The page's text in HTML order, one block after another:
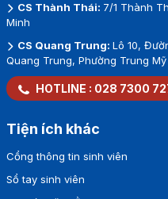
CS Thành Thái: 7/1 Thành
Minh
CS Quang Trung: Lô 10,
Quang Trung, Phường Trung
HOTLINE : 028 7300
Tiện ích khác
Cổng thông tin sinh viên
Sổ tay sinh viên